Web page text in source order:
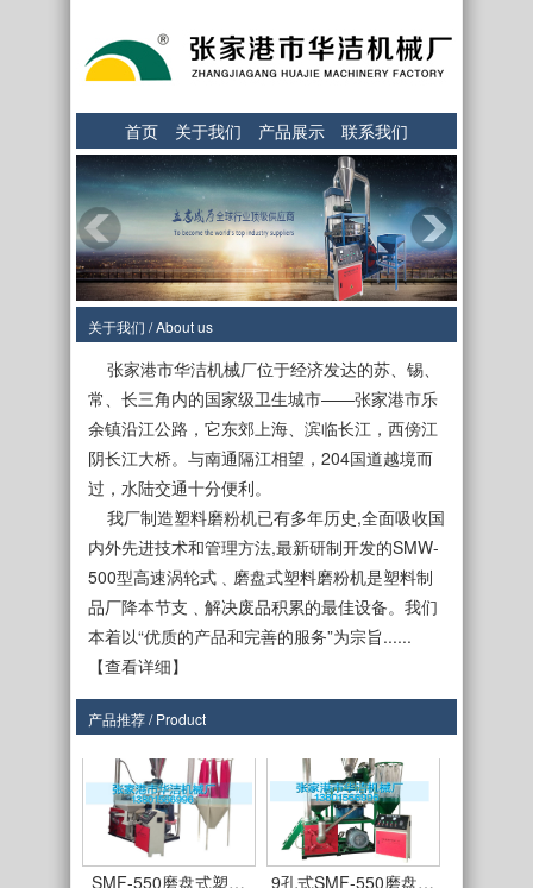
首页 关于我们 产品展示 联系我们
关于我们 / About us
张家港市华洁机械厂位于经济发达的苏、锡、
常、长三角内的国家级卫生城市——张家港市乐
余镇沿江公路，它东郊上海、滨临长江，西傍江
阴长江大桥。与南通隔江相望，204国道越境而
过，水陆交通十分便利。
我厂制造塑料磨粉机已有多年历史,全面吸收国
内外先进技术和管理方法,最新研制开发的SMW-
500型高速涡轮式﹑磨盘式塑料磨粉机是塑料制
品厂降本节支﹑解决废品积累的最佳设备。我们
本着以“优质的产品和完善的服务”为宗旨......
【查看详细】
产品推荐 / Product
SMF-550磨盘式塑… 9孔式SMF-550磨盘…